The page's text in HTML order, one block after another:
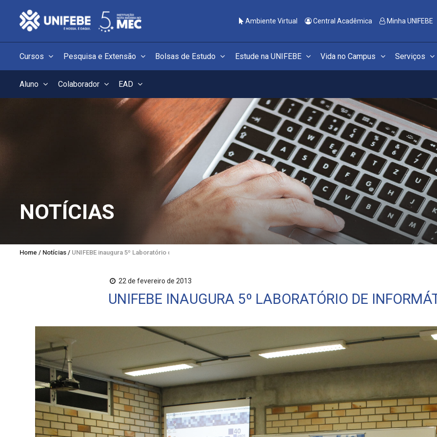
Ambiente Virtual Central Acadêmica Minha UNIFEBE
Cursos Pesquisa e Extensão Bolsas de Estudo Estude na UNIFEBE Vida no Campus Serviços
Aluno Colaborador EAD
NOTÍCIAS
Home / Notícias / UNIFEBE inaugura 5º Laboratório de informática
22 de fevereiro de 2013
UNIFEBE INAUGURA 5º LABORATÓRIO DE